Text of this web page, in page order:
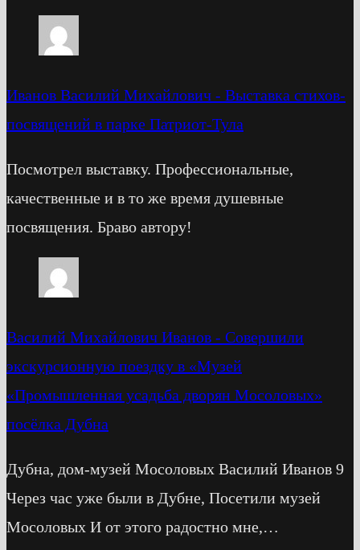
Иванов Василий Михайлович - Выставка стихов-
посвящений в парке Патриот-Тула
Посмотрел выставку. Профессиональные,
качественные и в то же время душевные
посвящения. Браво автору!
Василий Михайлович Иванов - Cовершили
экскурсионную поездку в «Музей
«Промышленная усадьба дворян Мосоловых»
посёлка Дубна
Дубна, дом-музей Мосоловых Василий Иванов 9
Через час уже были в Дубне, Посетили музей
Мосоловых И от этого радостно мне,…